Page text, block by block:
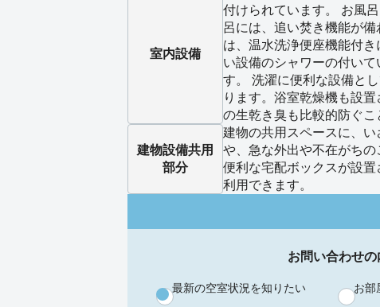
室内設備
付けられています。 お風
呂には、追い焚き機能が
は、温水洗浄便座機能付
い設備のシャワーの付い
す。 洗濯に便利な設備と
ります。浴室乾燥機も設
の生乾き臭も比較的防ぐこ
建物設備共用
部分
建物の共用スペースに、
や、急な外出や不在がち
便利な宅配ボックスが設
利用できます。
お問い合わせ
最新の空室状況を知りたい お部